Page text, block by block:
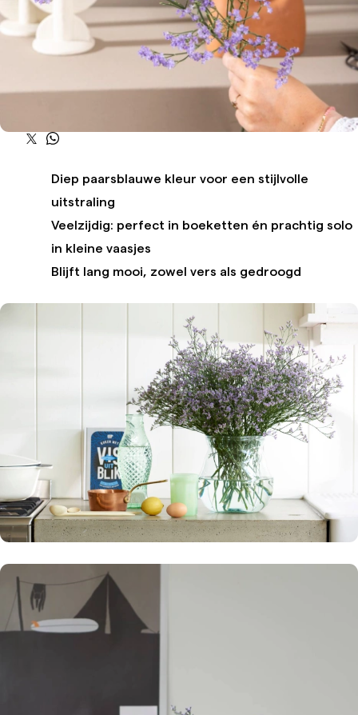
Diep paarsblauwe kleur voor een stijlvolle
uitstraling
Veelzijdig: perfect in boeketten én prachtig solo
in kleine vaasjes
Blijft lang mooi, zowel vers als gedroogd